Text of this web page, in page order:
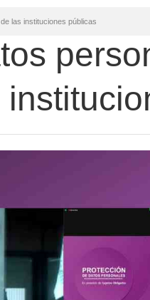
las instituciones públicas